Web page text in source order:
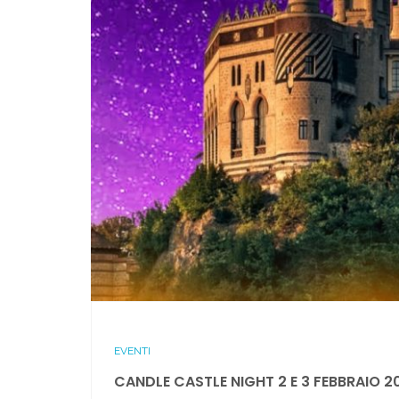
EVENTI
CANDLE CASTLE NIGHT 2 E 3 FEBBRAIO